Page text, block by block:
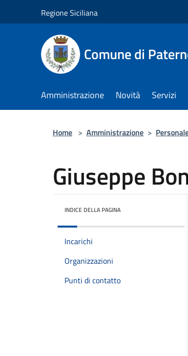
Regione Siciliana
Comune di
Amministrazione Novità Servizi
Home > Amministrazione >
Giuseppe
INDICE DELLA PAGINA
Incarichi
Organizzazioni
Punti di contatto